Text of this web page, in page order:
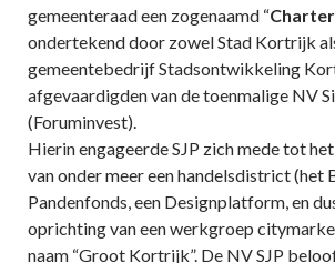
gemeenteraad een zogenaamd “
ondertekend door zowel Stad Kortrijk
gemeentebedrijf Stadsontwikkeling
afgevaardigden van de toenmalige NV
(Foruminvest).
Hierin engageerde SJP zich mede tot
van onder meer een handelsdistrict (het
Pandenfonds, een Designplatform, en
oprichting van een werkgroep
naam “Groot Kortrijk”. De NV SJP